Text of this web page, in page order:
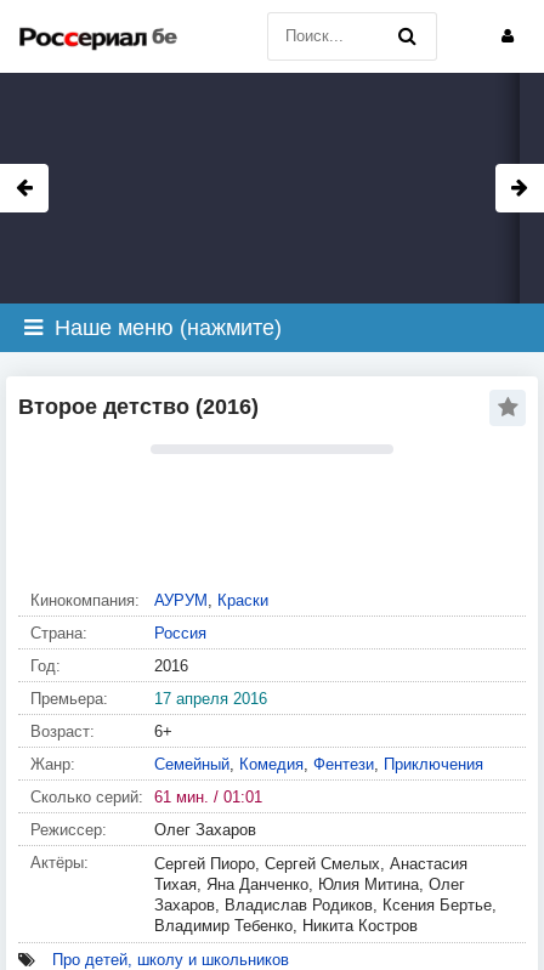
Наше меню (нажмите)
Второе детство (2016)
Кинокомпания: АУРУМ , Краски
Страна:
Россия
Год:
2016
Премьера:
17 апреля 2016
Возраст:
6+
Жанр:
Семейный, Комедия, Фентези, Приключения
Сколько серий:
61 мин. / 01:01
Режиссер:
Олег Захаров
Актёры:
Сергей Пиоро, Сергей Смелых, Анастасия
Тихая, Яна Данченко, Юлия Митина, Олег
Захаров, Владислав Родиков, Ксения Бертье,
Владимир Тебенко, Никита Костров
Про детей, школу и школьников